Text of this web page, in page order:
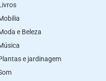
e Beleza
e jardinagem